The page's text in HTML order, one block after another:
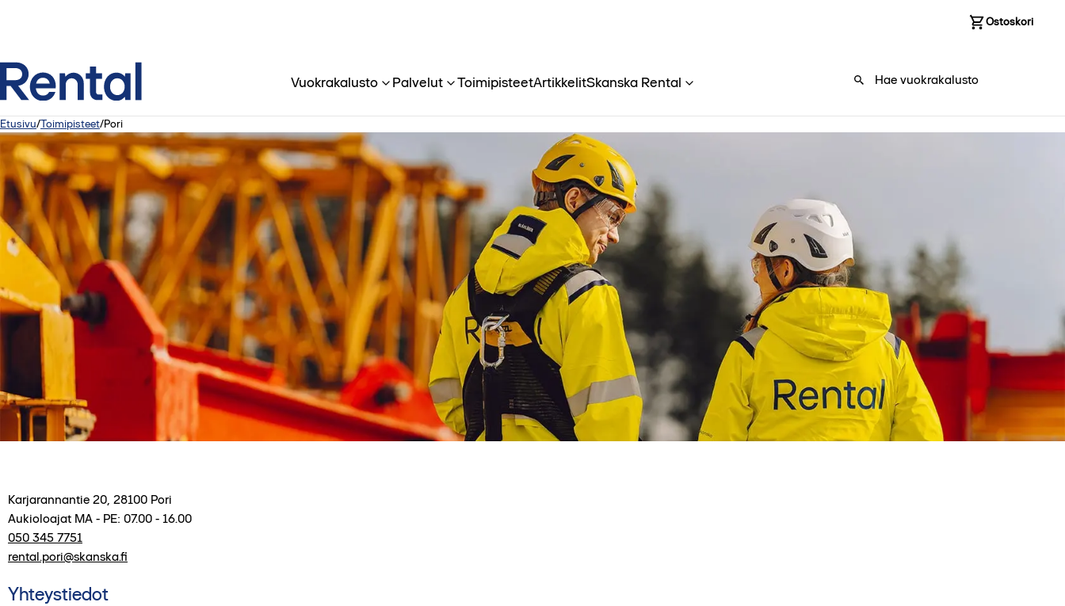
Ostoskori
Vuokrakalusto Palvelut ToimipisteetArtikkelitSkanska Rental
Etusivu/Toimipisteet/Pori
Karjarannantie 20 28100 Pori
Aukioloajat MA - PE: 07.00 - 16.00
050 345 7751
rental.pori@skanska.fi
Yhteystiedot